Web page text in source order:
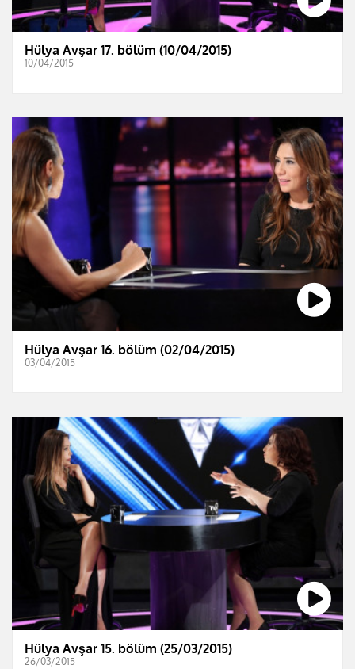
Hülya Avşar 17. bölüm (10/04/2015)
10/04/2015
Hülya Avşar 16. bölüm (02/04/2015)
03/04/2015
Hülya Avşar 15. bölüm (25/03/2015)
26/03/2015